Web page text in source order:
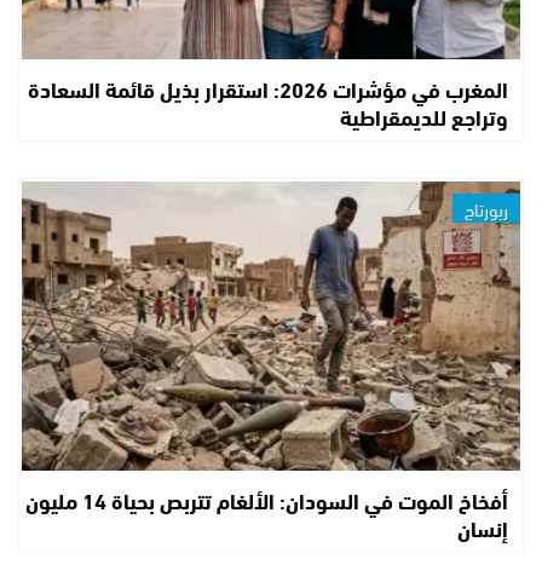
المغرب في مؤشرات 2026: استقرار بذيل قائمة السعادة
وتراجع للديمقراطية
ربورتاج
أفخاخ الموت في السودان: الألغام تتربص بحياة 14 مليون
إنسان